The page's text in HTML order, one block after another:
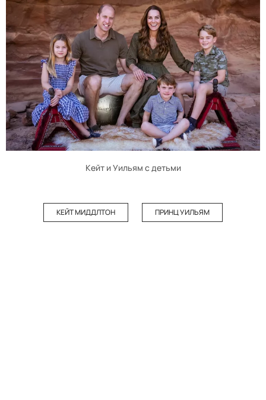
Кейт и Уильям с детьми
КЕЙТ МИДДЛТОН ПРИНЦ УИЛЬЯМ